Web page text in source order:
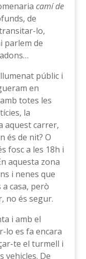
camí de
de
lo,
parlem de
públic i
en
totes les
la
aquest carrer,
és de nit? O
fosc a les 18h i
aquesta zona
i nenes que
casa, però
no és segur.
i amb el
lo es fa encara
te el turmell i
vehicles. De